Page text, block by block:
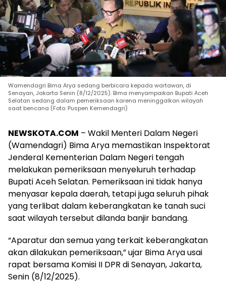
Wamendagri Bima Arya sedang berbicara kepada wartawan, di
Senayan, Jakarta Senin (8/12/2025). Bima menyampaikan Bupati Aceh
Selatan sedang dalam pemeriksaan karena meninggalkan wilayah
saat bencana (Foto: Puspen Kemendagri)
NEWSKOTA.COM – Wakil Menteri Dalam Negeri
(Wamendagri) Bima Arya memastikan Inspektorat
Jenderal Kementerian Dalam Negeri tengah
melakukan pemeriksaan menyeluruh terhadap
Bupati Aceh Selatan. Pemeriksaan ini tidak hanya
menyasar kepala daerah, tetapi juga seluruh pihak
yang terlibat dalam keberangkatan ke tanah suci
saat wilayah tersebut dilanda banjir bandang.
“Aparatur dan semua yang terkait keberangkatan
akan dilakukan pemeriksaan,” ujar Bima Arya usai
rapat bersama Komisi II DPR di Senayan, Jakarta,
Senin (8/12/2025).